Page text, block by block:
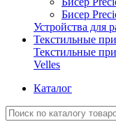
Бисер
Устройства для
Текстильные
Текстильные
Velles
Каталог